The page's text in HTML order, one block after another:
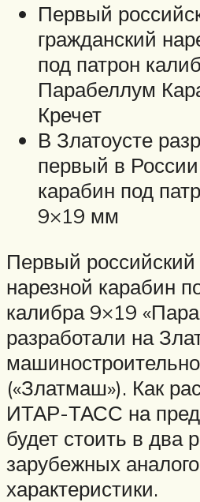
Первый
гражданский
под патрон
Парабеллум
Кречет
В Златоусте
первый в
карабин под
9×19 мм
Первый российский
нарезной карабин
калибра 9×19
разработали на
(«Златмаш»). Как
ИТАР-ТАСС на
будет стоить в два
зарубежных
характеристики.